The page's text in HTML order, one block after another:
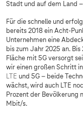
Stadt und auf dem Land
Für die schnelle und
bereits 2018 ein Acht-
Unternehmen eine
bis zum Jahr 2025 an.
Fläche mit 5G versorgt
wir einen großen Schritt
LTE und 5G – beide
wächst, wird auch LTE
Prozent der Bevölkerung
Mbit/s.